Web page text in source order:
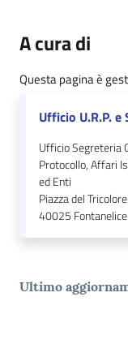
A cura di
Questa pagina è
Ufficio U.R.P. e
Ufficio Segreteria
Protocollo, Affari
ed Enti
Piazza del
40025 Fontanelice
Ultimo